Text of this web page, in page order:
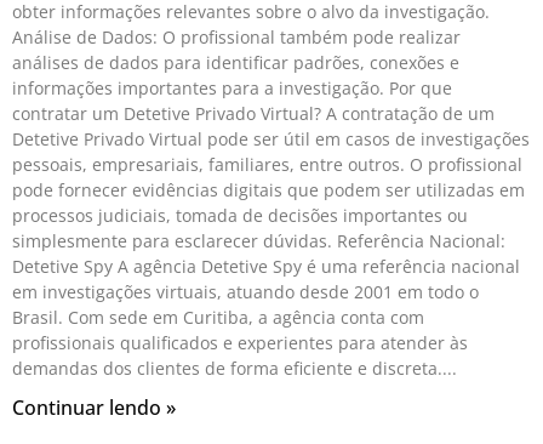
obter informações relevantes sobre o alvo da investigação.
Análise de Dados: O profissional também pode realizar
análises de dados para identificar padrões, conexões e
informações importantes para a investigação. Por que
contratar um Detetive Privado Virtual? A contratação de um
Detetive Privado Virtual pode ser útil em casos de investigações
pessoais, empresariais, familiares, entre outros. O profissional
pode fornecer evidências digitais que podem ser utilizadas em
processos judiciais, tomada de decisões importantes ou
simplesmente para esclarecer dúvidas. Referência Nacional:
Detetive Spy A agência Detetive Spy é uma referência nacional
em investigações virtuais, atuando desde 2001 em todo o
Brasil. Com sede em Curitiba, a agência conta com
profissionais qualificados e experientes para atender às
demandas dos clientes de forma eficiente e discreta.
Continuar lendo »